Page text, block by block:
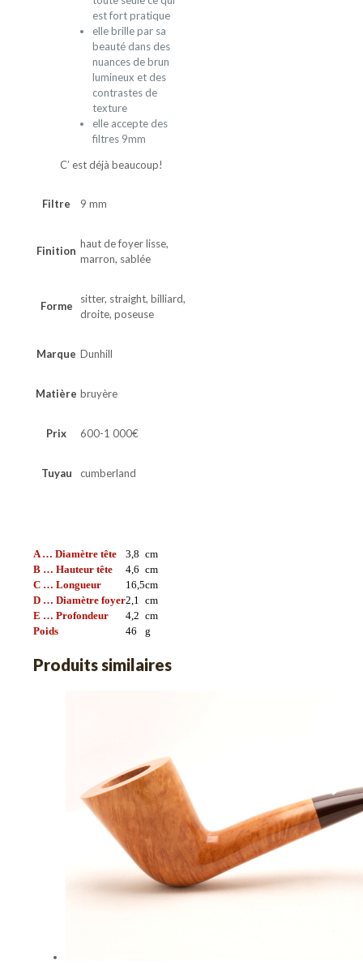
est fort pratique
elle brille par sa
beauté dans des
nuances de brun
lumineux et des
contrastes de
texture
elle accepte des
filtres 9mm
C’ est déjà beaucoup!
Filtre 9 mm
Finition
haut de foyer lisse,
marron, sablée
Forme
sitter, straight, billiard,
droite, poseuse
Marque Dunhill
Matière bruyère
Prix 600-1 000€
Tuyau cumberland
A … Diamètre tête 3,8 cm
B … Hauteur tête
4,6 cm
C … Longueur
16,5cm
D … Diamètre foyer2,1 cm
E … Profondeur
4,2 cm
Poids
46 g
Produits similaires